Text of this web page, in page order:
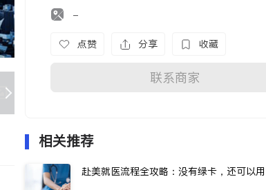
-
点赞 分享 收藏
联系商家
相关推荐
赴美就医流程全攻略：没有绿卡，还可以